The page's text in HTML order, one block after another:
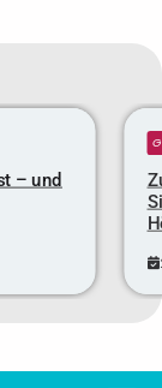
– und